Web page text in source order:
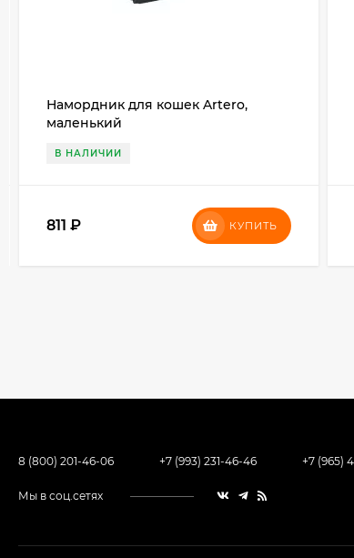
Намордник для кошек Artero,
маленький
В НАЛИЧИИ
811 ₽ КУПИТЬ
8 (800) 201-46-06 +7 (993) 231-46-46 +7 (965)
Мы в соц.сетях